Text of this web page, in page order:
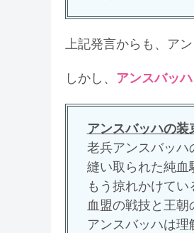
上記発言からも、ア
しかし、 アンスバッ
アンスバッハの装
老兵アンスバッハ
縫い取られた純血
もう掠れかけてい
血盟の戦技と王朝
アンスバッハは理